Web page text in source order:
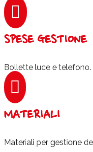

SPESE GESTIONE
Bollette luce e telefono.

MATERIALI
Materiali per gestione